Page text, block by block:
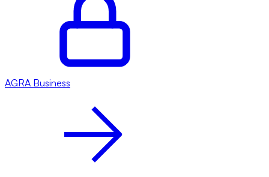
AGRA Business